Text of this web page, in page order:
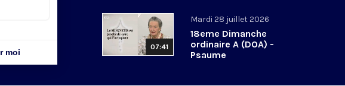
07:41
Mardi 28 juillet 2026
18eme Dimanche
ordinaire A (DOA) -
Psaume